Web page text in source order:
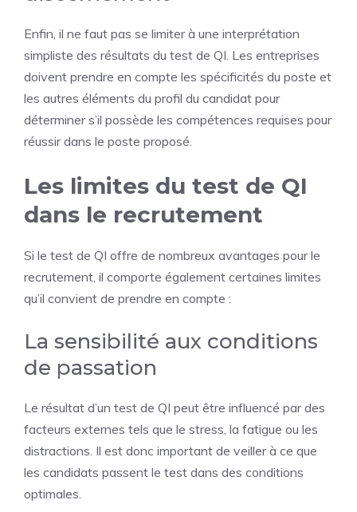
Enfin, il ne faut pas se limiter à une interprétation
simpliste des résultats du test de QI. Les entreprises
doivent prendre en compte les spécificités du poste et
les autres éléments du profil du candidat pour
déterminer s’il possède les compétences requises pour
réussir dans le poste proposé.
Les limites du test de QI
dans le recrutement
Si le test de QI offre de nombreux avantages pour le
recrutement, il comporte également certaines limites
qu’il convient de prendre en compte :
La sensibilité aux conditions
de passation
Le résultat d’un test de QI peut être influencé par des
facteurs externes tels que le stress, la fatigue ou les
distractions. Il est donc important de veiller à ce que
les candidats passent le test dans des conditions
optimales.